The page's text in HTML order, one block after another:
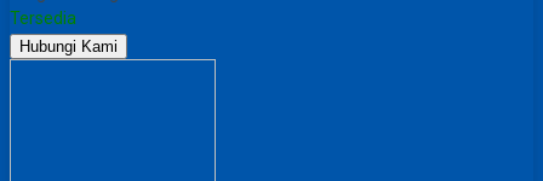
Tersedia
Hubungi Kami